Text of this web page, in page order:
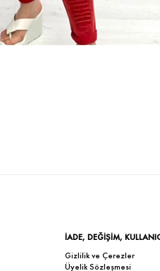
İADE, DEĞİŞİM,
Gizlilik ve Çerezler
Üyelik Sözleşmesi